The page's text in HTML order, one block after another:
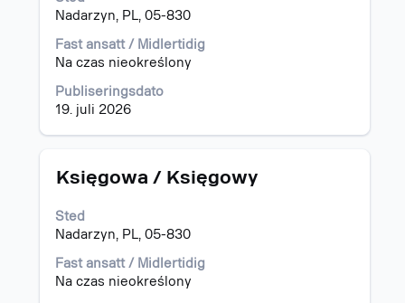
Nadarzyn, PL, 05-830
Fast ansatt / Midlertidig
Na czas nieokreślony
Publiseringsdato
19. juli 2026
vise
det
fullstendige
i
jobbinformasjonen.
Tittel
Księgowa / Księgowy
Sted
Nadarzyn, PL, 05-830
Fast ansatt / Midlertidig
Na czas nieokreślony
Velg
mellomromstasten
for
vise
det